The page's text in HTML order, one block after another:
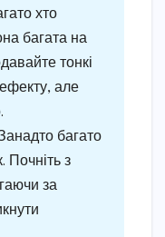
хто
багата на
тонкі
але
багато
Почніть з
за